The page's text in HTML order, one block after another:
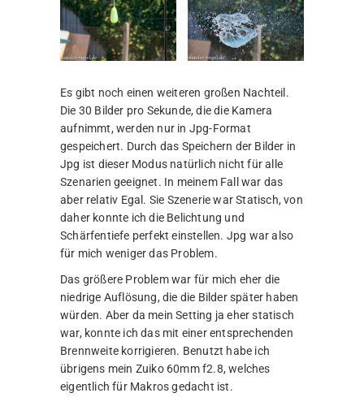
Es gibt noch einen weiteren großen Nachteil.
Die 30 Bilder pro Sekunde, die die Kamera
aufnimmt, werden nur in Jpg-Format
gespeichert. Durch das Speichern der Bilder in
Jpg ist dieser Modus natürlich nicht für alle
Szenarien geeignet. In meinem Fall war das
aber relativ Egal. Sie Szenerie war Statisch, von
daher konnte ich die Belichtung und
Schärfentiefe perfekt einstellen. Jpg war also
für mich weniger das Problem.
Das größere Problem war für mich eher die
niedrige Auflösung, die die Bilder später haben
würden. Aber da mein Setting ja eher statisch
war, konnte ich das mit einer entsprechenden
Brennweite korrigieren. Benutzt habe ich
übrigens mein Zuiko 60mm f2.8, welches
eigentlich für Makros gedacht ist.